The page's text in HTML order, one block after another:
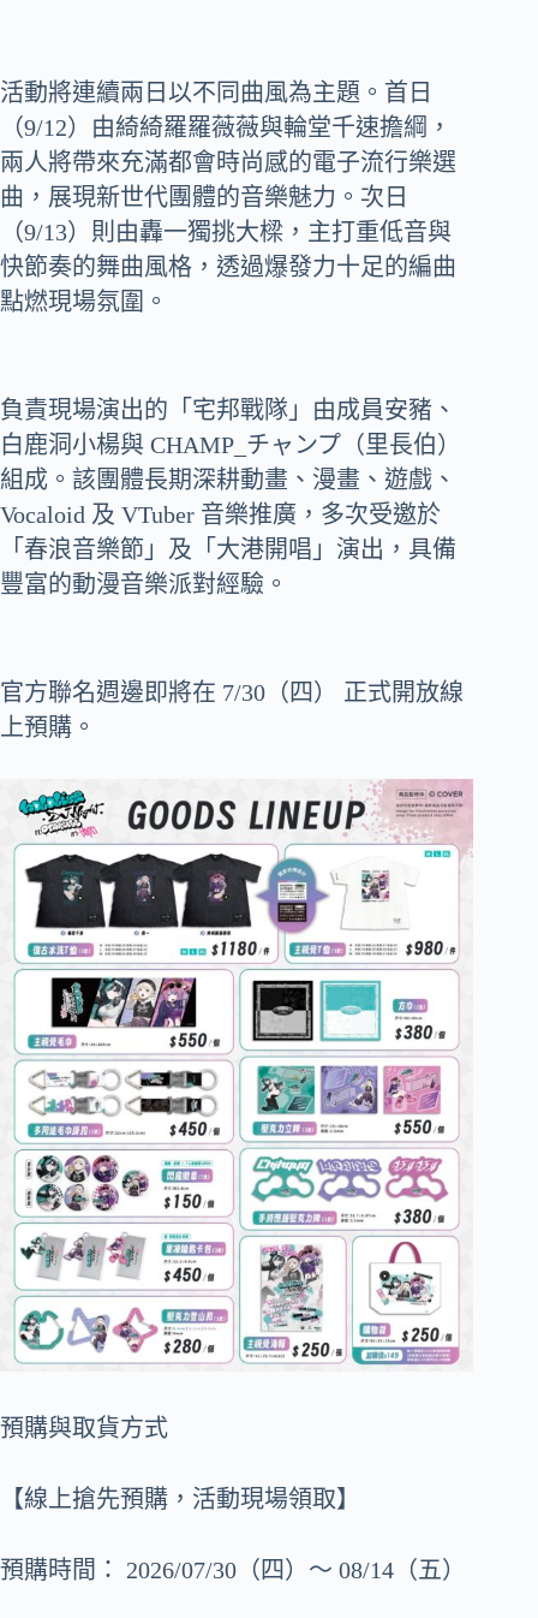
活動將連續兩日以不同曲風為主題。首日
（9/12）由綺綺羅羅薇薇與輪堂千速擔綱，
兩人將帶來充滿都會時尚感的電子流行樂選
曲，展現新世代團體的音樂魅力。次日
（9/13）則由轟一獨挑大樑，主打重低音與
快節奏的舞曲風格，透過爆發力十足的編曲
點燃現場氛圍。
負責現場演出的「宅邦戰隊」由成員安豬、
白鹿洞小楊與 CHAMP_チャンプ（里長伯）
組成。該團體長期深耕動畫、漫畫、遊戲、
Vocaloid 及 VTuber 音樂推廣，多次受邀於
「春浪音樂節」及「大港開唱」演出，具備
豐富的動漫音樂派對經驗。
官方聯名週邊即將在 7/30（四） 正式開放線
上預購。
預購與取貨方式
【線上搶先預購，活動現場領取】
預購時間： 2026/07/30（四）～ 08/14（五）